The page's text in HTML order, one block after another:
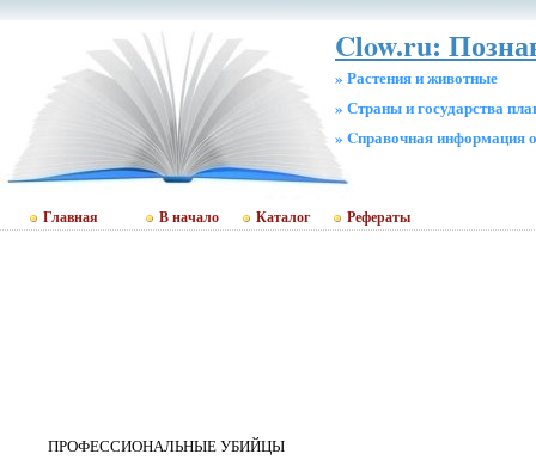
Clow.ru:
» Растения и животные
» Страны и государства
» Cправочная информация
Главная В начало Каталог Рефераты
ПРОФЕССИОНАЛЬНЫЕ УБИЙЦЫ